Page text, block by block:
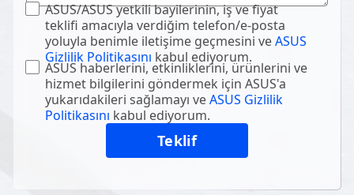
ASUS/ASUS yetkili bayilerinin, iş ve fiyat
teklifi amacıyla verdiğim telefon/e-posta
yoluyla benimle iletişime geçmesini veASUS
Gizlilik Politikasını kabul ediyorum.
ASUS haberlerini, etkinliklerini, ürünlerini ve
hizmet bilgilerini göndermek için ASUS'a
yukarıdakileri sağlamayı veASUS Gizlilik
Politikasını kabul ediyorum.